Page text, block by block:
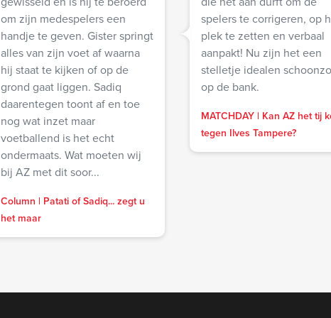
om zijn medespelers een
handje te geven. Gister springt
alles van zijn voet af waarna
hij staat te kijken of op de
grond gaat liggen. Sadiq
daarentegen toont af en toe
nog wat inzet maar
voetballend is het echt
ondermaats. Wat moeten wij
bij AZ met dit soor...
Column | Patati of Sadiq... zegt u
het maar
spelers te corrigeren, op
plek te zetten en verbaal
aanpakt! Nu zijn het een
stelletje idealen
op de bank.
MATCHDAY | Kan AZ het tij
tegen Ilves Tampere?